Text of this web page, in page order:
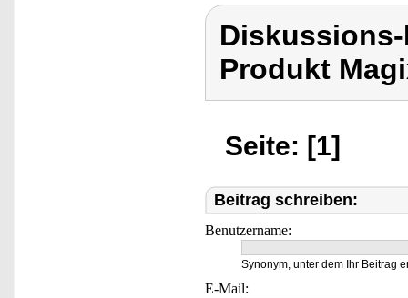
Produkt
Seite: [1]
Beitrag schreiben:
Benutzername:
Synonym, unter dem Ihr Beitrag
E-Mail: